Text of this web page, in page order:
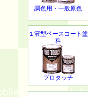
調色用・一般原色
１液型ベースコート塗
料
プロタッチ